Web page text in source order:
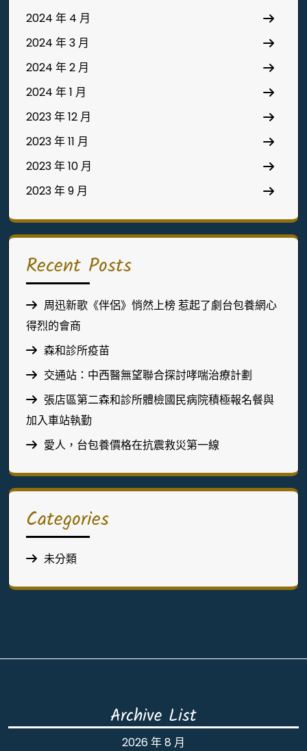
2024 年 4 月
2024 年 3 月
2024 年 2 月
2024 年 1 月
2023 年 12 月
2023 年 11 月
2023 年 10 月
2023 年 9 月
Recent Posts
周迅新歌《伴侶》悄然上榜 惹起了劇台包養網心
得烈的會商
森和診所疫苗
交通站：中西醫無望聯合探討哮喘治療計劃
張店區第二森和診所體檢國民病院積極報名餐與
加入車站執勤
愛人，台包養價格在抗震救災第一線
Categories
未分類
Archive List
2026 年 8 月